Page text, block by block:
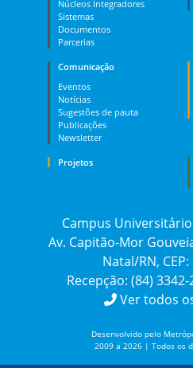
Núcleos Integradores
Sistemas
Documentos
Parcerias
Comunicação
Eventos
Notícias
Sugestões de pauta
Publicações
Newsletter
Projetos
Campus
Av. Capitão-Mor
Natal/RN,
Recepção: (84)
Ver todos
Desenvolvido pelo
2009 a 2026 | Todos os